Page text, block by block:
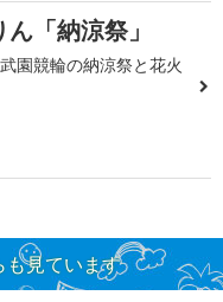
「納涼祭」
園競輪の納涼祭と花火
も見ています